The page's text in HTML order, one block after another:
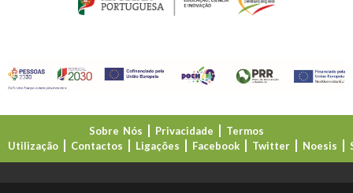
Sobre Nós Privacidade
Termos
Utilização
Contactos Ligações Facebook Twitter Noesis